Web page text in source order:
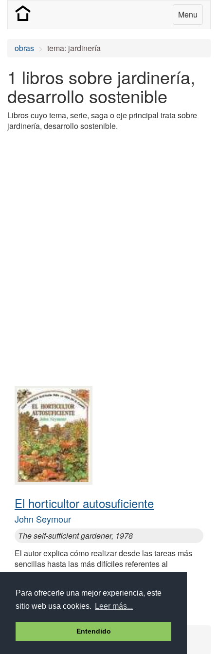
Para ofrecerle una mejor experiencia, este
sitio web usa cookies.
Leer más...
Entendido
Menu
obras tema: jardinería
1 libros sobre jardinería,
desarrollo sostenible
Libros cuyo tema, serie, saga o eje principal trata sobre
jardinería, desarrollo sostenible.
El horticultor autosuficiente
John Seymour
The self-sufficient gardener, 1978
El autor explica cómo realizar desde las tareas más
sencillas hasta las más difíciles referentes al
autoabastecimiento, sus objetivos y dificultades
Aviso legal